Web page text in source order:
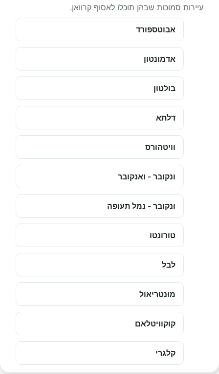
עיירות סמוכות שבהן תוכלו לאסוף קרוואן.
אבוטספורד
אדמונטון
בולטון
דלתא
וויטהורס
ונקובר - ואנקובר
ונקובר - נמל תעופה
טורונטו
לבל
מונטריאול
קוקוויטלאם
קלגרי